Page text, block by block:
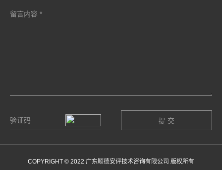
COPYRIGHT © 2022 广东顺德安评技术咨询有限公司 版权所有